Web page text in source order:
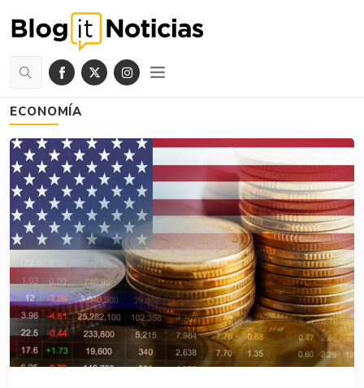
ECONOMÍA